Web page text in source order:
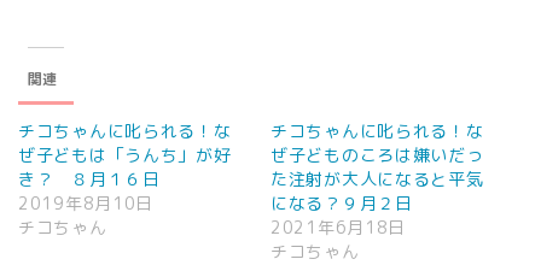
関連
チコちゃんに叱られる！な
ぜ子どもは「うんち」が好
き？ ８月１６日
2019年8月10日
チコちゃん
チコちゃんに叱られる！な
ぜ子どものころは嫌いだっ
た注射が大人になると平気
になる？９月２日
2021年6月18日
チコちゃん